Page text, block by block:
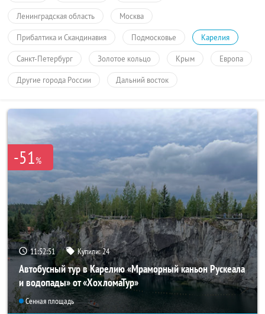
Ленинградская область Москва
Прибалтика и Скандинавия Подмосковье Карелия
Санкт-Петербург Золотое кольцо Крым Европа
Другие города России Дальний восток
-51%
11:52:50 Купили:24
Автобусный тур в Карелию «Мраморный каньон Рускеала
и водопады» от «ХохломаТур»
Сенная площадь